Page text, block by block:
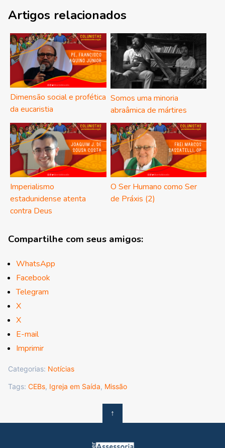
Artigos relacionados
Dimensão social e profética
da eucaristia
Somos uma minoria
abraâmica de mártires
Imperialismo
estadunidense atenta
contra Deus
O Ser Humano como Ser
de Práxis (2)
Compartilhe com seus amigos:
WhatsApp
Facebook
Telegram
X
X
E-mail
Imprimir
Categorias: Notícias
Tags: CEBs, Igreja em Saída, Missão
↑